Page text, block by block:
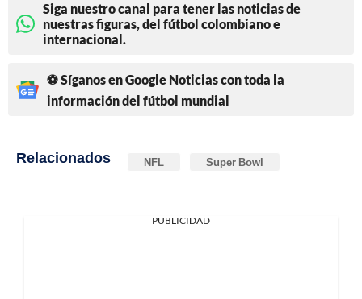
Siga nuestro canal para tener las noticias de
nuestras figuras, del fútbol colombiano e
internacional.
⚽ Síganos en Google Noticias con toda la
información del fútbol mundial
Relacionados NFL Super Bowl
PUBLICIDAD